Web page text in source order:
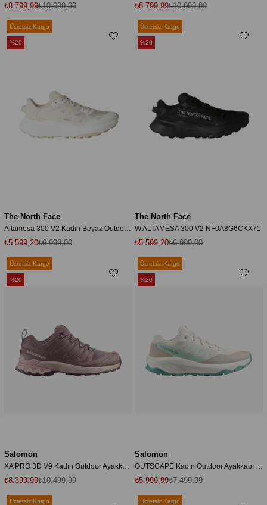
₺8.799,99₺10.999,99 ₺8.799,99₺10.999,99
The North Face
Altamesa 300 V2 Kadın Beyaz Outdoor Ayakkabı (NF0A8G6CIHY1)
₺5.599,20₺6.999,00
Ücretsiz Kargo
%20
The North Face
W ALTAMESA 300 V2 NF0A8G6CKX71
₺5.599,20₺6.999,00
Ücretsiz Kargo
%20
Salomon
₺8.399,99₺10.499,99
Ücretsiz Kargo
%20
Salomon
₺5.999,99₺7.499,99
Ücretsiz Kargo
%20
Ücretsiz Kargo Ücretsiz Kargo